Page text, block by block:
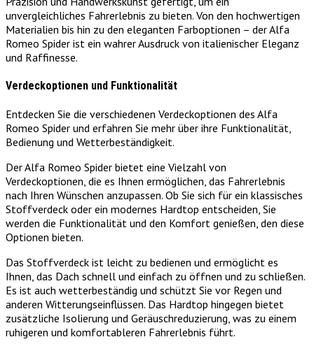
unvergleichliches Fahrerlebnis zu bieten. Von den hochwertigen
Materialien bis hin zu den eleganten Farboptionen – der Alfa
Romeo Spider ist ein wahrer Ausdruck von italienischer Eleganz
und Raffinesse.
Verdeckoptionen und Funktionalität
Entdecken Sie die verschiedenen Verdeckoptionen des Alfa
Romeo Spider und erfahren Sie mehr über ihre Funktionalität,
Bedienung und Wetterbeständigkeit.
Der Alfa Romeo Spider bietet eine Vielzahl von
Verdeckoptionen, die es Ihnen ermöglichen, das Fahrerlebnis
nach Ihren Wünschen anzupassen. Ob Sie sich für ein klassisches
Stoffverdeck oder ein modernes Hardtop entscheiden, Sie
werden die Funktionalität und den Komfort genießen, den diese
Optionen bieten.
Das Stoffverdeck ist leicht zu bedienen und ermöglicht es
Ihnen, das Dach schnell und einfach zu öffnen und zu schließen.
Es ist auch wetterbeständig und schützt Sie vor Regen und
anderen Witterungseinflüssen. Das Hardtop hingegen bietet
zusätzliche Isolierung und Geräuschreduzierung, was zu einem
ruhigeren und komfortableren Fahrerlebnis führt.